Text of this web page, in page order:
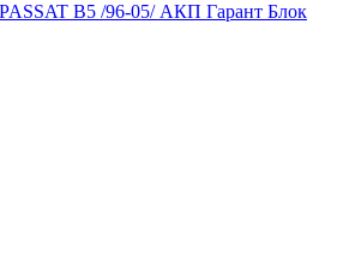
B5 /96-05/ АКП Гарант Блок